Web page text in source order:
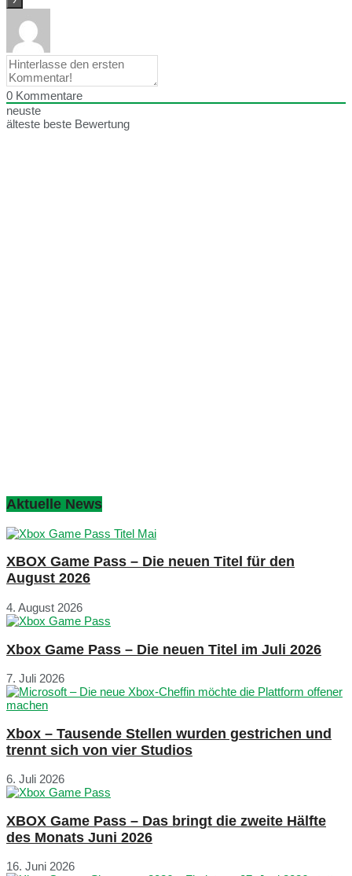
0 Kommentare
neuste
älteste beste Bewertung
Aktuelle News
XBOX Game Pass – Die neuen Titel für den
August 2026
4. August 2026
Xbox Game Pass – Die neuen Titel im Juli 2026
7. Juli 2026
Xbox – Tausende Stellen wurden gestrichen und
trennt sich von vier Studios
6. Juli 2026
XBOX Game Pass – Das bringt die zweite Hälfte
des Monats Juni 2026
16. Juni 2026